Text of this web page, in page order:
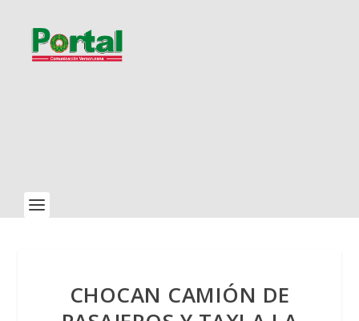
CHOCAN CAMIÓN DE